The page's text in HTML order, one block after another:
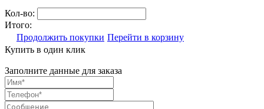
Кол-во:
Итого:
Продолжить покупки Перейти в корзину
Купить в один клик
Заполните данные для заказа